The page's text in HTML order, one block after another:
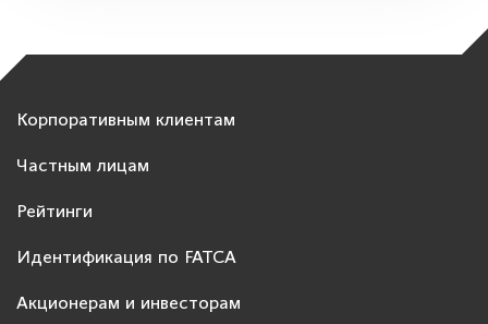
Корпоративным клиентам
Частным лицам
Рейтинги
Идентификация по FATCA
Акционерам и инвесторам